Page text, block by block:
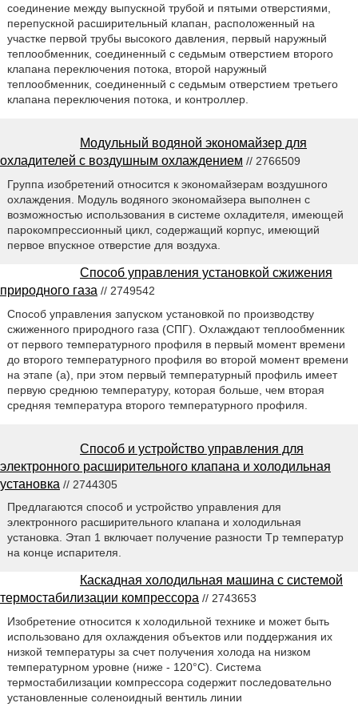
соединение между выпускной трубой и пятыми отверстиями,
перепускной расширительный клапан, расположенный на
участке первой трубы высокого давления, первый наружный
теплообменник, соединенный с седьмым отверстием второго
клапана переключения потока, второй наружный
теплообменник, соединенный с седьмым отверстием третьего
клапана переключения потока, и контроллер.
Модульный водяной экономайзер для
охладителей с воздушным охлаждением // 2766509
Группа изобретений относится к экономайзерам воздушного
охлаждения. Модуль водяного экономайзера выполнен с
возможностью использования в системе охладителя, имеющей
парокомпрессионный цикл, содержащий корпус, имеющий
первое впускное отверстие для воздуха.
Способ управления установкой сжижения
природного газа // 2749542
Способ управления запуском установкой по производству
сжиженного природного газа (СПГ). Охлаждают теплообменник
от первого температурного профиля в первый момент времени
до второго температурного профиля во второй момент времени
на этапе (а), при этом первый температурный профиль имеет
первую среднюю температуру, которая больше, чем вторая
средняя температура второго температурного профиля.
Способ и устройство управления для
электронного расширительного клапана и холодильная
установка // 2744305
Предлагаются способ и устройство управления для
электронного расширительного клапана и холодильная
установка. Этап 1 включает получение разности Tp температур
на конце испарителя.
Каскадная холодильная машина с системой
термостабилизации компрессора // 2743653
Изобретение относится к холодильной технике и может быть
использовано для охлаждения объектов или поддержания их
низкой температуры за счет получения холода на низком
температурном уровне (ниже - 120°С). Система
термостабилизации компрессора содержит последовательно
установленные соленоидный вентиль линии